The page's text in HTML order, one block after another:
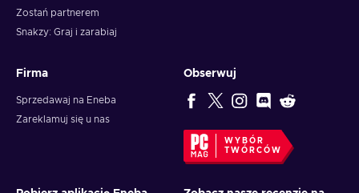
Zostań partnerem
Snakzy: Graj i zarabiaj
Firma
Sprzedawaj na Eneba
Zareklamuj się u nas
Obserwuj
WYBÓR
TWÓRCÓW